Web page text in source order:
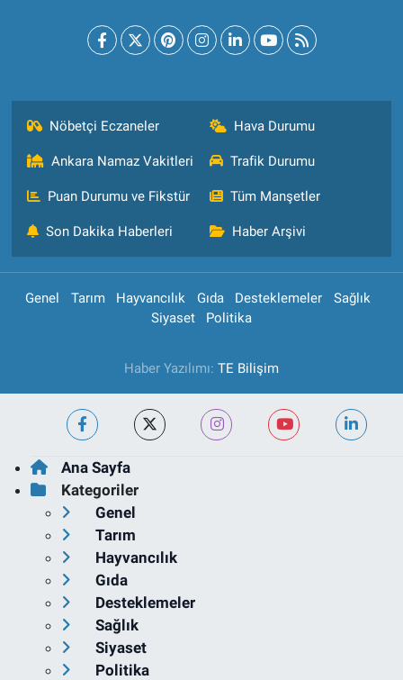
Nöbetçi Eczaneler Hava Durumu
Ankara Namaz Vakitleri Trafik Durumu
Puan Durumu ve Fikstür Tüm Manşetler
Son Dakika Haberleri Haber Arşivi
Genel Tarım Hayvancılık Gıda Desteklemeler
Sağlık
Siyaset
Politika
Haber Yazılımı: TE Bilişim
Ana Sayfa
Kategoriler
Genel
Tarım
Hayvancılık
Gıda
Desteklemeler
Sağlık
Siyaset
Politika